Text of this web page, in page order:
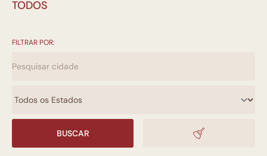
TODOS
FILTRAR POR:
BUSCAR